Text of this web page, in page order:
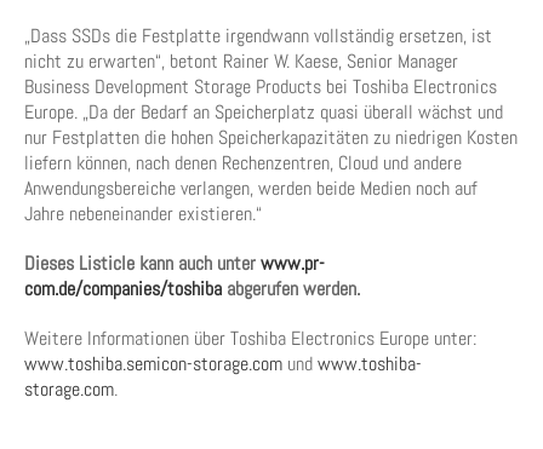
„Dass SSDs die Festplatte irgendwann vollständig ersetzen, ist
nicht zu erwarten“, betont Rainer W. Kaese, Senior Manager
Business Development Storage Products bei Toshiba Electronics
Europe. „Da der Bedarf an Speicherplatz quasi überall wächst und
nur Festplatten die hohen Speicherkapazitäten zu niedrigen Kosten
liefern können, nach denen Rechenzentren, Cloud und andere
Anwendungsbereiche verlangen, werden beide Medien noch auf
Jahre nebeneinander existieren.“
Dieses Listicle kann auch unterwww.pr-
com.de/companies/toshiba abgerufen werden.
Weitere Informationen über Toshiba Electronics Europe unter:
www.toshiba.semicon-storage.com undwww.toshiba-
storage.com.